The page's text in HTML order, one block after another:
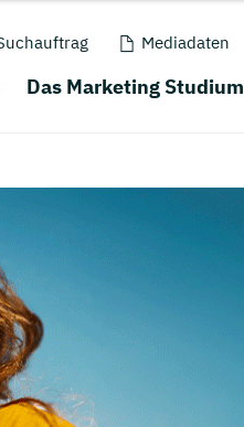
Mediadaten
Das Marketing Studium